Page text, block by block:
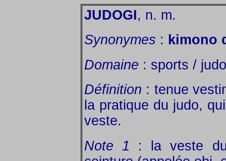
JUDOGI, n. m.
Synonymes : kimono
Domaine : sports /
Définition : tenue
la pratique du judo,
veste.
Note 1 : la veste